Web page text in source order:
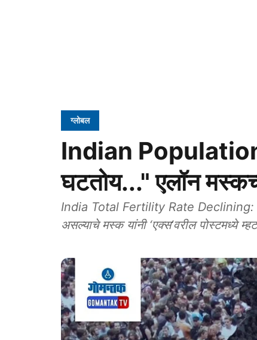
ग्लोबल
Indian Population:
घटतोय..." एलॉन
India Total Fertility Rate Declining:
असल्याचे मस्क यांनी ‘एक्स’वरील पोस्टमध्ये